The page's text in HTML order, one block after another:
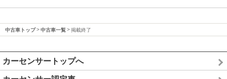
中古車トップ 中古車一覧 掲載終了
カーセンサートップへ